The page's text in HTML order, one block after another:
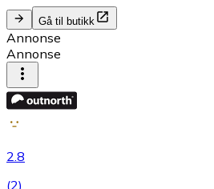
Gå til butikk
Annonse
Annonse
2.8
(2)